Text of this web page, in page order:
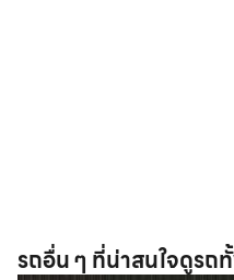
รถอื่น ๆ ที่น่าสนใจดูรถ